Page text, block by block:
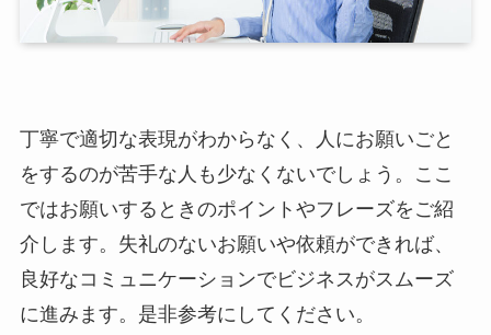
丁寧で適切な表現がわからなく、人にお願いごと
をするのが苦手な人も少なくないでしょう。ここ
ではお願いするときのポイントやフレーズをご紹
介します。失礼のないお願いや依頼ができれば、
良好なコミュニケーションでビジネスがスムーズ
に進みます。是非参考にしてください。